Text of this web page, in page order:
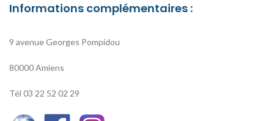
Informations complémentaires :
9 avenue Georges Pompidou
80000 Amiens
Tél 03 22 52 02 29